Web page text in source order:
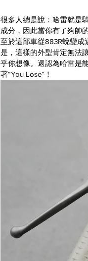
很多人總是說：哈雷就是
成分，因此當你有了夠帥
至於這部車從883R蛻變
是，這樣的外型肯定無法
乎你想像。還認為哈雷是
著“You Lose”！